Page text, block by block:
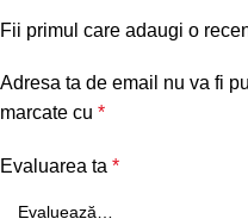
Fii primul care adaugi o
Adresa ta de email nu va fi
marcate cu *
Evaluarea ta *